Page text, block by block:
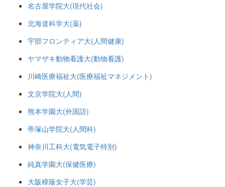
名古屋学院大(現代社会)
北海道科学大(薬)
宇部フロンティア大(人間健康)
ヤマザキ動物看護大(動物看護)
川崎医療福祉大(医療福祉マネジメント)
文京学院大(人間)
熊本学園大(外国語)
帝塚山学院大(人間科)
神奈川工科大(電気電子特別)
純真学園大(保健医療)
大阪樟蔭女子大(学芸)